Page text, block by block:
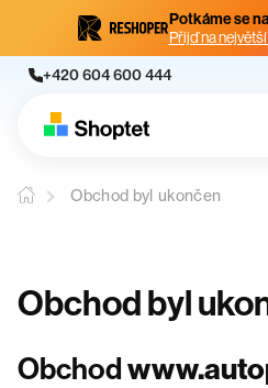
Potkáme se
Přijď na
+420 604 600 444
Obchod byl ukončen
Obchod byl
Obchod